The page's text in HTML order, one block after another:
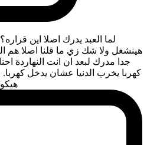
لما العبد يدرك اصلا اين
هينشغل ولا شك زي ما قلنا اصلا هم
جدا مدرك لبعد ان انت النهاردة
كهربا يخرب الدنيا عشان يدخل